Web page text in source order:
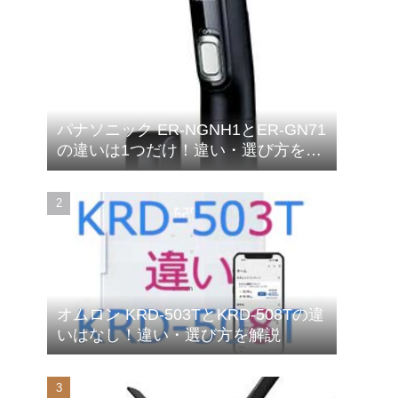
パナソニック ER-NGNH1とER-GN71
の違いは1つだけ！違い・選び方を解
説
オムロン KRD-503TとKRD-508Tの違
いはなし！違い・選び方を解説